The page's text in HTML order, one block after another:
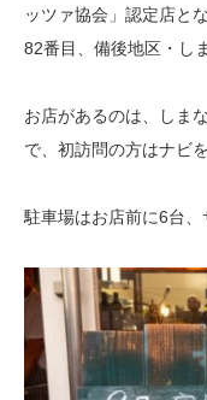
ッツァ協会」認定店と
82番目、備後地区・し
お店があるのは、しま
で、初訪問の方はナビ
駐車場はお店前に6台、